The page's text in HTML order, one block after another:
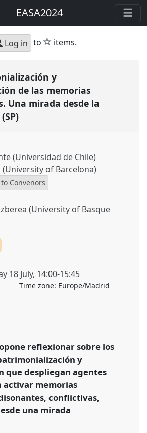
EASA2024
Log in to star
items.
y
de las memorias
Una mirada desde la
(Universidad de Chile)
(University of Barcelona)
Convenors
(University of Basque
18 July, 14:00-15:45
Time zone: Europe/Madrid
y musealización de las
Una mirada desde la
and Undoing with
.co.uk/conference/easa2024/p/14527
reflexionar sobre los
y
que despliegan agentes
activar memorias
conflictivas,
una mirada